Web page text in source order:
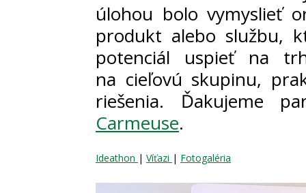
úlohou bolo vymyslieť
produkt alebo službu,
potenciál uspieť na
na cieľovú skupinu,
riešenia. Ďakujeme
Carmeuse.
Ideathon | Víťazi | Fotogaléria